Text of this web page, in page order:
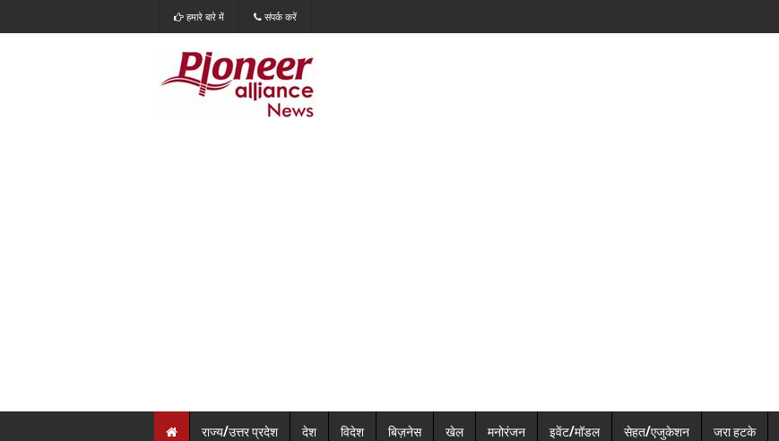
हमारे बारे में संपर्क करें
राज्य/उत्तर प्रदेश देश विदेश बिज़नेस खेल मनोरंजन इवेंट/मॉडल सेहत/एजुकेशन जरा हटके